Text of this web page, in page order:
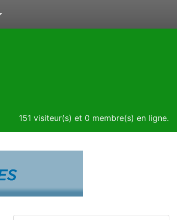
151 visiteur(s) et 0 membre(s) en ligne.